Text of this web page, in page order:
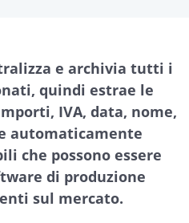
e archivia tutti i
quindi estrae le
IVA, data, nome,
automaticamente
che possono essere
di produzione
sul mercato.